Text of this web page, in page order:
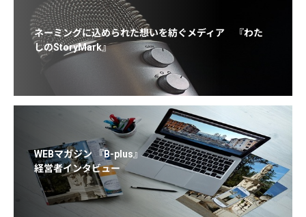
ネーミングに込められた想いを紡ぐメディア 『わた
しのStoryMark』
WEBマガジン 『B-plus』
経営者インタビュー